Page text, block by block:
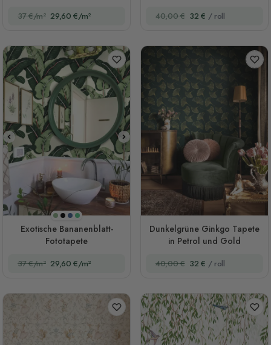
37 €/m² 29,60 €/m² 40,00 € 32 € / roll
Olivgrün
Schwarz
Dunkelblau
Grün
Exotische Bananenblatt-
Fototapete
37 €/m² 29,60 €/m²
Dunkelgrüne Ginkgo Tapete
in Petrol und Gold
40,00 € 32 € / roll